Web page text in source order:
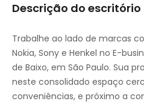
Descrição do escritório
Trabalhe ao lado de marcas
Nokia, Sony e Henkel no E-
de Baixo, em São Paulo. Sua
neste consolidado espaço
conveniências, e próximo a